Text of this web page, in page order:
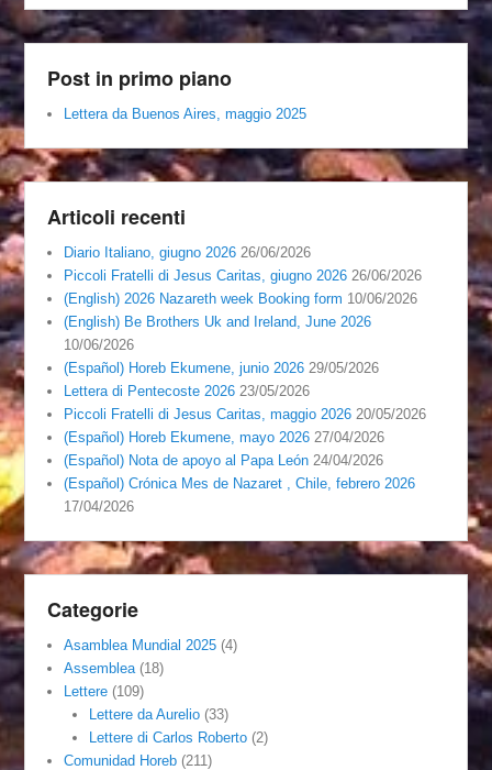
Post in primo piano
Lettera da Buenos Aires, maggio 2025
Articoli recenti
Diario Italiano, giugno 2026 26/06/2026
Piccoli Fratelli di Jesus Caritas, giugno 2026 26/06/2026
(English) 2026 Nazareth week Booking form 10/06/2026
(English) Be Brothers Uk and Ireland, June 2026
10/06/2026
(Español) Horeb Ekumene, junio 2026 29/05/2026
Lettera di Pentecoste 2026 23/05/2026
Piccoli Fratelli di Jesus Caritas, maggio 2026 20/05/2026
(Español) Horeb Ekumene, mayo 2026 27/04/2026
(Español) Nota de apoyo al Papa León 24/04/2026
(Español) Crónica Mes de Nazaret , Chile, febrero 2026
17/04/2026
Categorie
Asamblea Mundial 2025 (4)
Assemblea (18)
Lettere (109)
Lettere da Aurelio(33)
Lettere di Carlos Roberto(2)
Comunidad Horeb (211)